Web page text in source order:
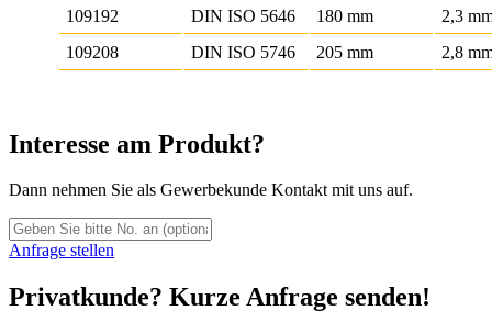
109192
DIN ISO 5646 180 mm
2,3
109208
DIN ISO 5746 205 mm 2,8
Interesse am Produkt?
Dann nehmen Sie als Gewerbekunde Kontakt mit uns auf.
Anfrage stellen
Privatkunde? Kurze Anfrage senden!